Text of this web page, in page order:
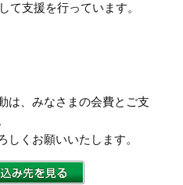
て支援を行っています。
は、みなさまの会費とご支
しくお願いいたします。